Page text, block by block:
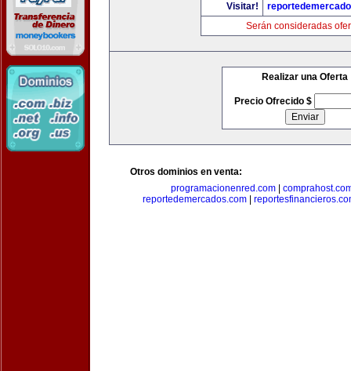
Visitar!
Serán consideradas
Realizar una Oferta
Precio Ofrecido $
Otros dominios en venta:
programacionenred.com
reportedemercados.com